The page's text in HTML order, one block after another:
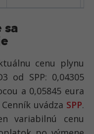
sa
cenu plynu
od SPP: 0,04305
a 0,05845 eura
uvádza SPP.
variabilnú cenu